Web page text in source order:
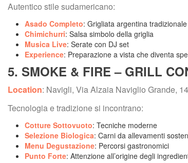
Autentico stile sudamericano:
Asado Completo: Grigliata argentina tradizionale
Chimichurri: Salsa simbolo della griglia
Musica Live: Serate con DJ set
Experience: Preparazione a vista che diventa
5. SMOKE & FIRE – GRILL
Location: Navigli, Via Alzaia Naviglio Grande,
Tecnologia e tradizione si incontrano:
Cotture Sottovuoto: Tecniche moderne
Selezione Biologica: Carni da allevamenti
Menu Degustazione: Percorsi gastronomici
Punto Forte: Attenzione all’origine degli